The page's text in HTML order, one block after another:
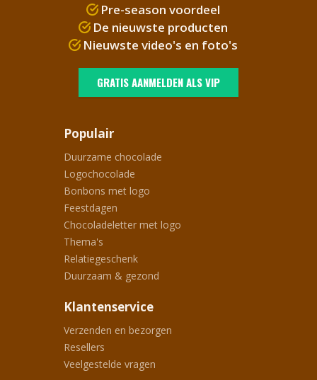
Pre-season voordeel
De nieuwste producten
Nieuwste video's en foto's
GRATIS AANMELDEN ALS VIP
Populair
Duurzame chocolade
Logochocolade
Bonbons met logo
Feestdagen
Chocoladeletter met logo
Thema's
Relatiegeschenk
Duurzaam & gezond
Klantenservice
Verzenden en bezorgen
Resellers
Veelgestelde vragen